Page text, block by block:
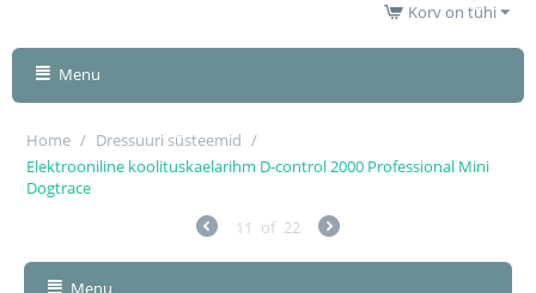
Korv on tühi
Menu
Home / Dressuuri süsteemid /
Elektrooniline koolituskaelarihm D-control 2000 Professional Mini
Dogtrace
11 of 22
Menu